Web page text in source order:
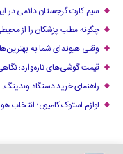
سیم کارت گرجستان دائمی در
چگونه مطب پزشکان را از
وقتی هیوندای شما به بهترین‌ها
قیمت گوشی‌های تازه‌وارد؛
راهنمای خرید دستگاه
لوازم استوک کامیون؛ انتخاب